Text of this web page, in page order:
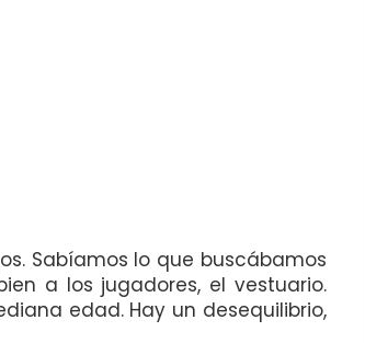
Sabíamos lo que buscábamos
a los jugadores, el vestuario.
edad. Hay un desequilibrio,